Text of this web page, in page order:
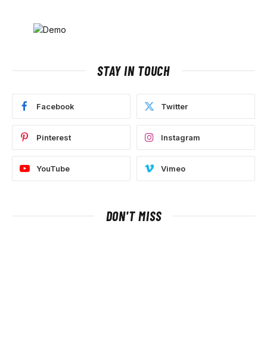
STAY IN TOUCH
Facebook Twitter
Pinterest Instagram
YouTube Vimeo
DON'T MISS